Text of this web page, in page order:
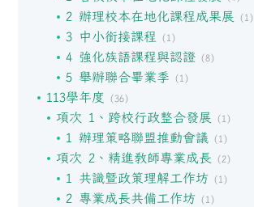
2 辦理校本在地化課程成果展 (1)
3 中小銜接課程 (1)
4 強化族語課程與認證(8)
5 舉辦聯合畢業季 (1)
113學年度 (36)
項次 1、跨校行政整合發展 (1)
1 辦理策略聯盟推動會議(1)
項次 2、精進教師專業成長 (2)
1 共識暨政策理解工作坊 (1)
2 專業成長共備工作坊 (1)